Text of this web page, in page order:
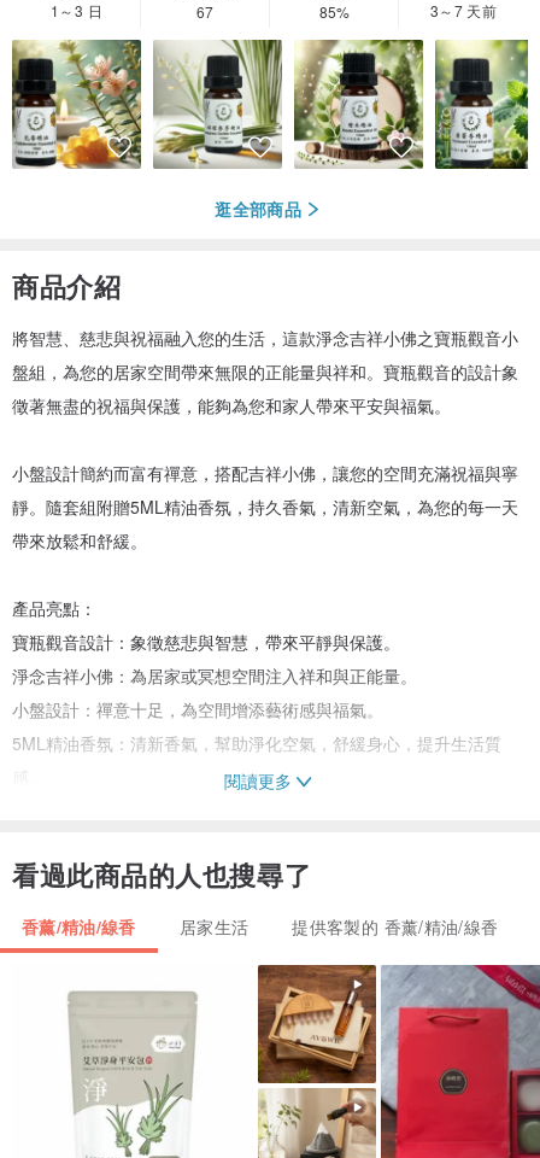
1～3 日
67
85%
3～7 天前
逛全部商品
商品介紹
將智慧、慈悲與祝福融入您的生活，這款淨念吉祥小佛之寶瓶觀音小
盤組，為您的居家空間帶來無限的正能量與祥和。寶瓶觀音的設計象
徵著無盡的祝福與保護，能夠為您和家人帶來平安與福氣。
小盤設計簡約而富有禪意，搭配吉祥小佛，讓您的空間充滿祝福與寧
靜。隨套組附贈5ML精油香氛，持久香氣，清新空氣，為您的每一天
帶來放鬆和舒緩。
產品亮點：
寶瓶觀音設計：象徵慈悲與智慧，帶來平靜與保護。
淨念吉祥小佛：為居家或冥想空間注入祥和與正能量。
小盤設計：禪意十足，為空間增添藝術感與福氣。
5ML精油香氛：清新香氣，幫助淨化空氣，舒緩身心，提升生活質
客廳、書房或辦公室，為您的空間注入更多正能量與祝福。
------------------------------------------------------------
為求照片豐富多樣.本館採用了多種道具.
PS.下單前請詳閱套件.並非圖片上的道具都一併出貨.出貨的只有套件
內容載明的物件.請理解!!
-- 套件含: 小佛, 小盤.五行水晶一包(約50克).
----------------------------------------------------------------
閱讀更多
看過此商品的人也搜尋了
香薰/精油/線香 居家生活 提供客製的 香薰/精油/線香